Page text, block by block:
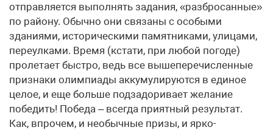
отправляется выполнять задания, «разбросанные»
по району. Обычно они связаны с особыми
зданиями, историческими памятниками, улицами,
переулками. Время (кстати, при любой погоде)
пролетает быстро, ведь все вышеперечисленные
признаки олимпиады аккумулируются в единое
целое, и еще больше подзадоривает желание
победить! Победа – всегда приятный результат.
Как, впрочем, и необычные призы, и ярко-